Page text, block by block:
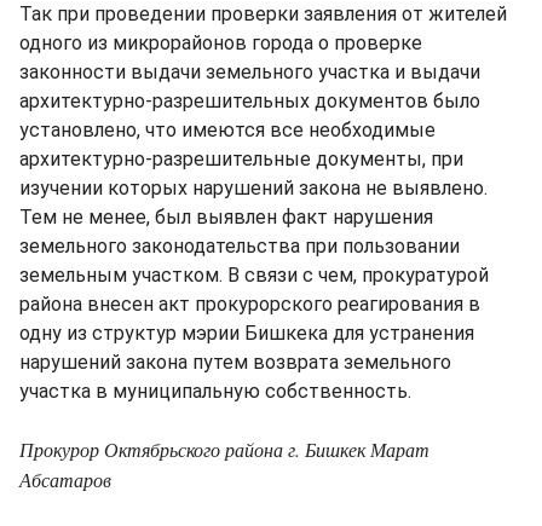
Так при проведении проверки заявления от жителей
одного из микрорайонов города о проверке
законности выдачи земельного участка и выдачи
архитектурно-разрешительных документов было
установлено, что имеются все необходимые
архитектурно-разрешительные документы, при
изучении которых нарушений закона не выявлено.
Тем не менее, был выявлен факт нарушения
земельного законодательства при пользовании
земельным участком. В связи с чем, прокуратурой
района внесен акт прокурорского реагирования в
одну из структур мэрии Бишкека для устранения
нарушений закона путем возврата земельного
участка в муниципальную собственность.
Прокурор Октябрьского района г. Бишкек Марат
Абсатаров